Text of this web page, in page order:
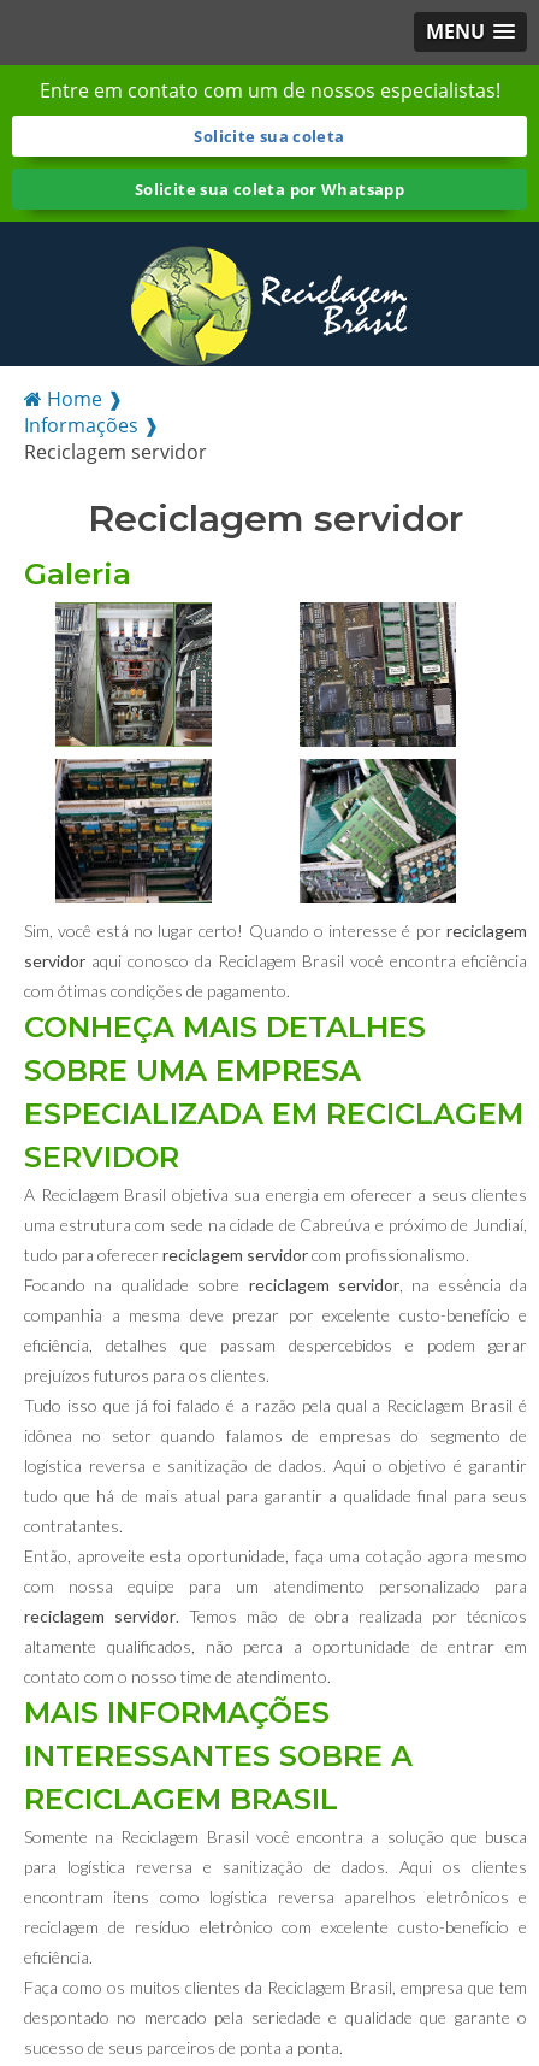
MENU
Entre em contato com um de nossos especialistas!
Solicite sua coleta
Solicite sua coleta por Whatsapp
Home ❱
Informações ❱
Reciclagem servidor
Reciclagem servidor
Galeria
Sim, você está no lugar certo! Quando o interesse é por reciclagem
servidor aqui conosco da Reciclagem Brasil você encontra eficiência
com ótimas condições de pagamento.
CONHEÇA MAIS DETALHES
SOBRE UMA EMPRESA
ESPECIALIZADA EM RECICLAGEM
SERVIDOR
A Reciclagem Brasil objetiva sua energia em oferecer a seus clientes
uma estrutura com sede na cidade de Cabreúva e próximo de Jundiaí,
tudo para oferecerreciclagem servidorcom profissionalismo.
Focando na qualidade sobre reciclagem servidor, na essência da
companhia a mesma deve prezar por excelente custo-benefício e
eficiência, detalhes que passam despercebidos e podem gerar
prejuízos futuros para os clientes.
Tudo isso que já foi falado é a razão pela qual a Reciclagem Brasil é
idônea no setor quando falamos de empresas do segmento de
logística reversa e sanitização de dados. Aqui o objetivo é garantir
tudo que há de mais atual para garantir a qualidade final para seus
contratantes.
Então, aproveite esta oportunidade, faça uma cotação agora mesmo
com nossa equipe para um atendimento personalizado para
reciclagem servidor. Temos mão de obra realizada por técnicos
altamente qualificados, não perca a oportunidade de entrar em
contato com o nosso time de atendimento.
MAIS INFORMAÇÕES
INTERESSANTES SOBRE A
RECICLAGEM BRASIL
Somente na Reciclagem Brasil você encontra a solução que busca
para logística reversa e sanitização de dados. Aqui os clientes
encontram itens como logística reversa aparelhos eletrônicos e
reciclagem de resíduo eletrônico com excelente custo-benefício e
eficiência.
Faça como os muitos clientes da Reciclagem Brasil, empresa que tem
despontado no mercado pela seriedade e qualidade que garante o
sucesso de seus parceiros de ponta a ponta.